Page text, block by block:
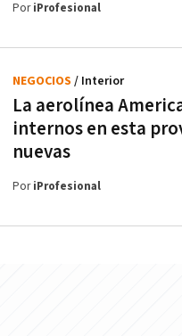
PoriProfesional
La aerolínea
internos en esta
nuevas
NEGOCIOS / Interior
PoriProfesional